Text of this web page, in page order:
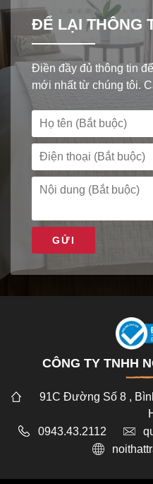
ĐỂ LẠI THÔNG
Điền đầy đủ thông tin
mới nhất từ chúng tôi.
GỬI
CÔNG TY TNHH
91C Đường Số 8 ,
0943.43.2112